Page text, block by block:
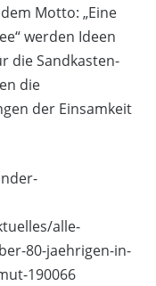
Motto: „Eine
werden Ideen
die Sandkasten-
die
der Einsamkeit
alle-
80-jaehrigen-in-
190066